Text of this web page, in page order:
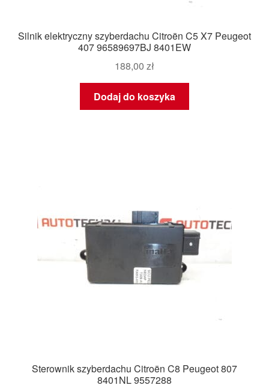
Silnik elektryczny szyberdachu Citroën C5 X7 Peugeot
407 96589697BJ 8401EW
188,00 zł
Dodaj do koszyka
Sterownik szyberdachu Citroën C8 Peugeot 807
8401NL 9557288